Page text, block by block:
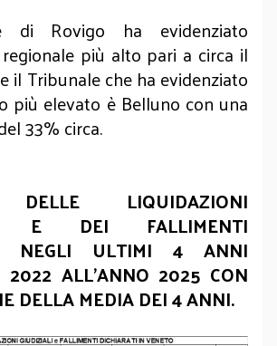
di Rovigo ha evidenziato
regionale più alto pari a circa il
il Tribunale che ha evidenziato
più elevato è Belluno con una
33% circa.
DELLE LIQUIDAZIONI
E DEI FALLIMENTI
NEGLI ULTIMI 4 ANNI
2022 ALL’ANNO 2025 CON
DELLA MEDIA DEI 4 ANNI.